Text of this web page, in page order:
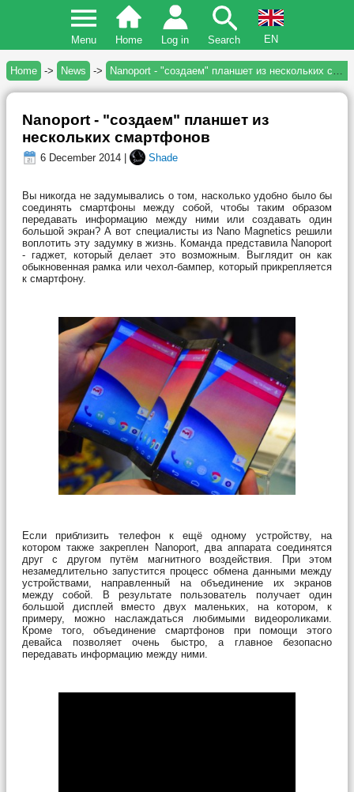
Menu Home Log in Search EN
Home -> News -> Nanoport - "создаем" планшет из нескольких смартфонов
Nanoport - "создаем" планшет из
нескольких смартфонов
6 December 2014 | Shade
Вы никогда не задумывались о том, насколько удобно было бы
соединять смартфоны между собой, чтобы таким образом
передавать информацию между ними или создавать один
большой экран? А вот специалисты из Nano Magnetics решили
воплотить эту задумку в жизнь. Команда представила Nanoport
- гаджет, который делает это возможным. Выглядит он как
обыкновенная рамка или чехол-бампер, который прикрепляется
к смартфону.
Если приблизить телефон к ещё одному устройству, на
котором также закреплен Nanoport, два аппарата соединятся
друг с другом путём магнитного воздействия. При этом
незамедлительно запустится процесс обмена данными между
устройствами, направленный на объединение их экранов
между собой. В результате пользователь получает один
большой дисплей вместо двух маленьких, на котором, к
примеру, можно наслаждаться любимыми видеороликами.
Кроме того, объединение смартфонов при помощи этого
девайса позволяет очень быстро, а главное безопасно
передавать информацию между ними.